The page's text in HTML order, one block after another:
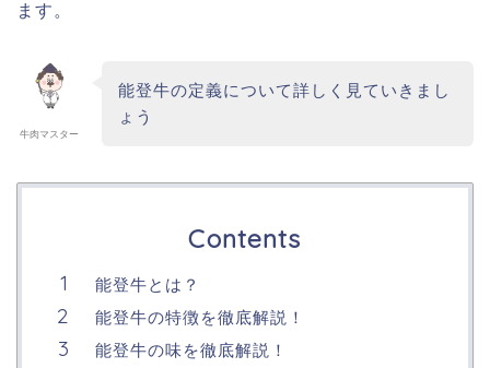
ます。
牛肉マスター
能登牛の定義について詳しく見ていきまし
ょう
Contents
能登牛とは？
能登牛の特徴を徹底解説！
能登牛の味を徹底解説！